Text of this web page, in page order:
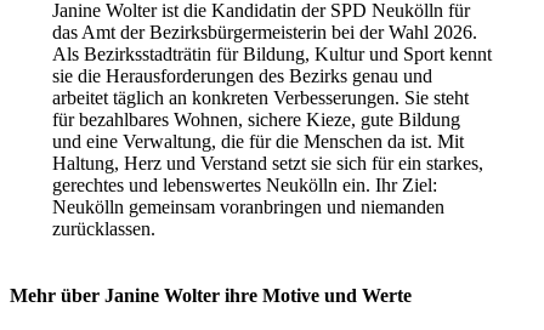
Janine Wolter ist die Kandidatin der SPD Neukölln für
das Amt der Bezirksbürgermeisterin bei der Wahl 2026.
Als Bezirksstadträtin für Bildung, Kultur und Sport kennt
sie die Herausforderungen des Bezirks genau und
arbeitet täglich an konkreten Verbesserungen. Sie steht
für bezahlbares Wohnen, sichere Kieze, gute Bildung
und eine Verwaltung, die für die Menschen da ist. Mit
Haltung, Herz und Verstand setzt sie sich für ein starkes,
gerechtes und lebenswertes Neukölln ein. Ihr Ziel:
Neukölln gemeinsam voranbringen und niemanden
zurücklassen.
Mehr über Janine Wolter ihre Motive und Werte